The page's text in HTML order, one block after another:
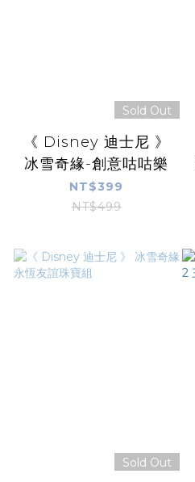
Sold Out
《 Disney 迪士尼 》
冰雪奇緣-創意咕咕樂
NT$399
NT$499
Sold Out